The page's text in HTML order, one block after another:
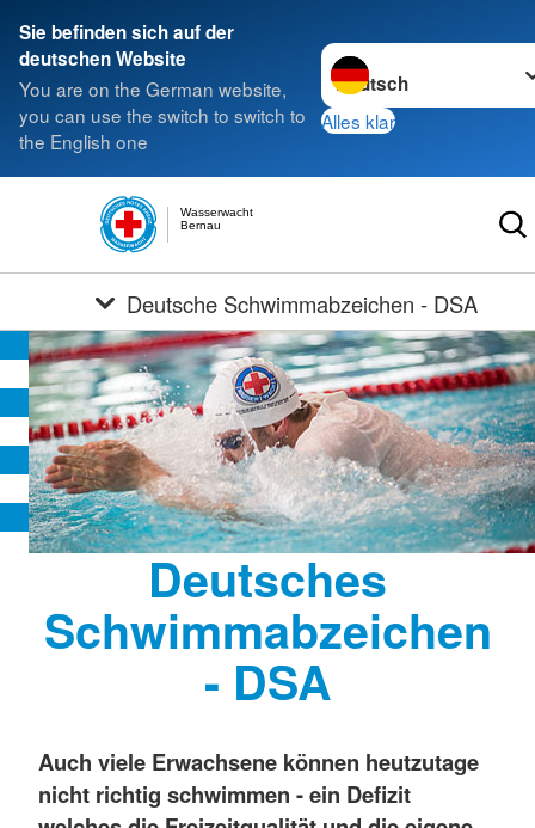
Sie befinden sich auf der
deutschen Website
You are on the German website,
you can use the switch to switch to
the English one
Sprache wechseln zu
Alles klar
Bernau
Wasserwacht
Deutsche Schwimmabzeichen - DSA
Deutsches
Schwimmabzeichen
- DSA
Auch viele Erwachsene können heutzutage
nicht richtig schwimmen - ein Defizit